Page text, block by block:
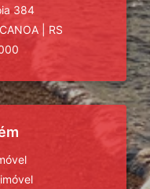
384
RS